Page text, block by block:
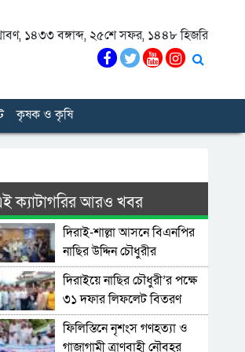
১৪৩৩ বঙ্গাব্দ, ২৫শে সফর, ১৪৪৮ হিজরি
কৃষক ও কৃষি
ক্যাটাগরির আরও খবর
দিরাই-শাল্লা আসনে বিএনপির
নাছির উদ্দিন চৌধুরীর
মনোনয়নপত্র সংগ্রহ
দিরাইয়ে নাছির চৌধুরী’র পক্ষে
৩১ দফার লিফলেট বিতরণ
ফিলিস্তিনে নৃশংস গণহত্যা ও
গাজাগামী ত্রাণবাহী নৌবহর